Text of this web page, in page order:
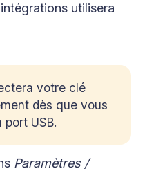
utilisera
votre clé
dès que vous
USB.
Paramètres /